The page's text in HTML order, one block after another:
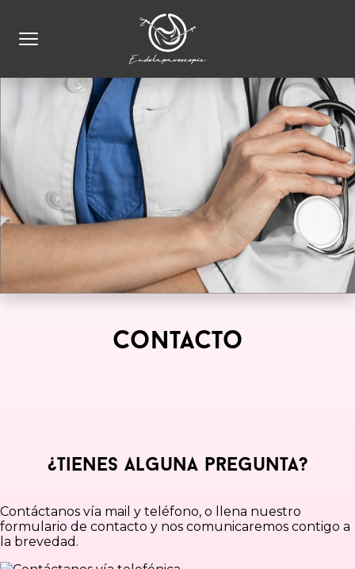
Contacto
¿Tienes alguna pregunta?
Contáctanos vía mail y teléfono, o llena nuestro
formulario de contacto y nos comunicaremos contigo a
la brevedad.